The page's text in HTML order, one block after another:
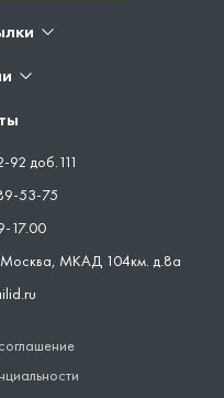
доб.111
53-75
17.00
Москва, МКАД 104км. д.8а